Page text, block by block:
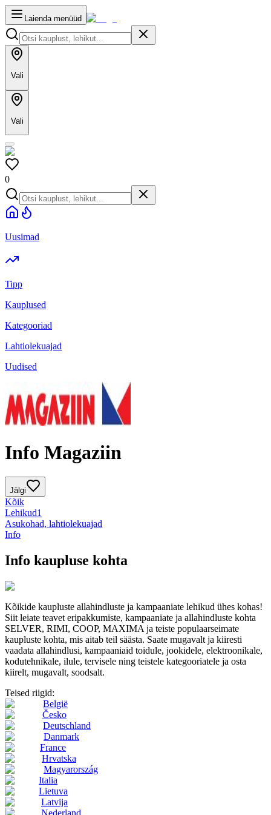
Laienda menüüd
Vali
Vali
0
Uusimad
Tipp
Kauplused
Kategooriad
Lahtiolekuajad
Uudised
Info Magaziin
Jälgi
Kõik
Lehikud1
Asukohad, lahtiolekuajad
Info
Info kaupluse kohta
Kõikide kaupluste allahindluste ja kampaaniate lehikud ühes kohas!
Siit leiate teavet eripakkumiste, kampaaniate ja allahindluste kohta
SELVER, RIMI, COOP, MAXIMA ja teiste populaarseimate
kaupluste kohta, mis aitab teil säästa. Saate mugavalt ja kiiresti
vaadata allahindlusi, kampaaniaid toidule, jookidele, elektroonikale,
kodutehnikale, ilule, tervisele ning teistele kategooriatele ja osta
kiirelt, mugavalt, soodsalt.
Teised riigid:
België
Česko
Deutschland
Danmark
France
Hrvatska
Magyarország
Italia
Lietuva
Latvija
Nederland